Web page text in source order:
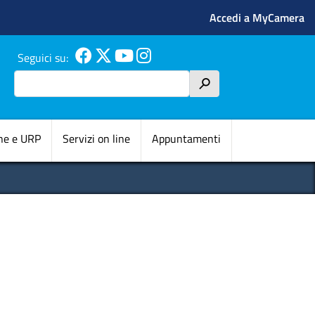
Menu
Accedi a MyCamera
Seguici su:
Search
h
e URP Servizi on line Appuntamenti